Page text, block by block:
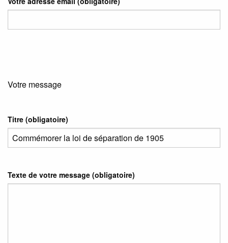
Votre message
Titre (obligatoire)
Texte de votre message (obligatoire)